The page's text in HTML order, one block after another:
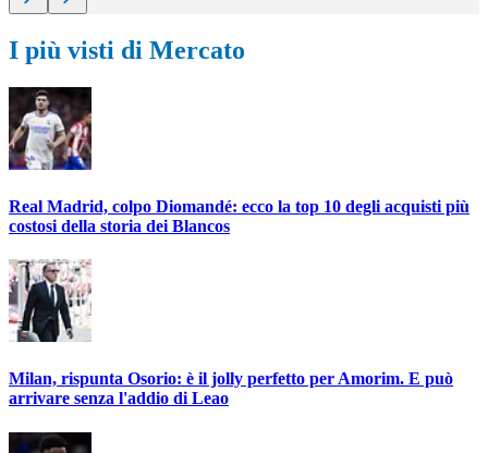
I più visti di Mercato
Real Madrid, colpo Diomandé: ecco la top 10 degli acquisti più
costosi della storia dei Blancos
Milan, rispunta Osorio: è il jolly perfetto per Amorim. E può
arrivare senza l'addio di Leao